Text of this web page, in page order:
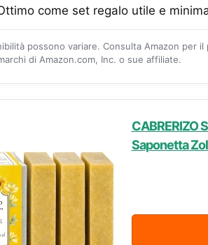
come set regalo utile e
possono variare. Consulta Amazon per
di Amazon.com, Inc. o sue affiliate.
CABRERIZO
Saponetta